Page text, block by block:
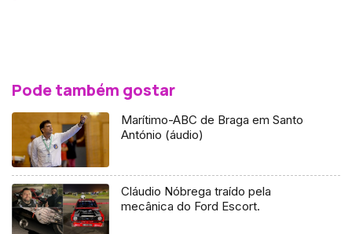
Pode também gostar
Marítimo-ABC de Braga em Santo
António (áudio)
Cláudio Nóbrega traído pela
mecânica do Ford Escort.